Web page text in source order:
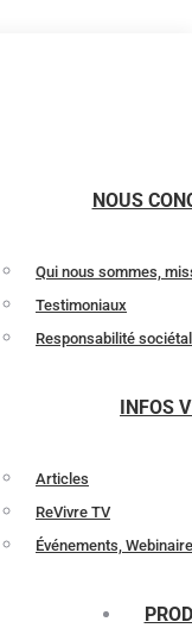
NOUS
Qui nous sommes,
Testimoniaux
Responsabilité
INFOS
Articles
ReVivre TV
Événements,